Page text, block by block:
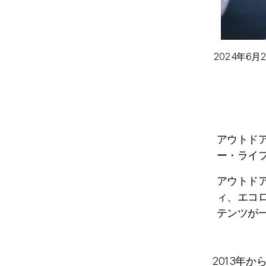
2024年6月
アウトド
ー・ライ
アウトド
ィ、エコ
テンツが
2013年か